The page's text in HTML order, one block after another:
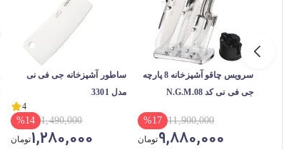
سرویس چاقو آشپزخانه 8 پارچه
جی فی نی کد N.G.M.08
11,900,000
%17
9,880,000تومان
ساطور آشپزخانه جی فی نی
مدل 3301
4
1,490,000
%14
1,280,000تومان